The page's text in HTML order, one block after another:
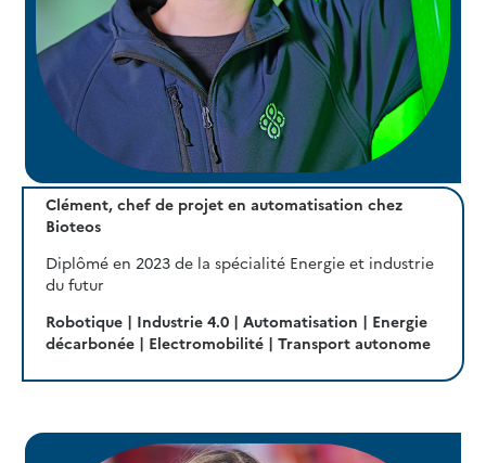
Clément, chef de projet en automatisation chez
Bioteos
Diplômé en 2023 de la spécialité Energie et industrie
du futur
Robotique | Industrie 4.0 | Automatisation | Energie
décarbonée | Electromobilité | Transport autonome